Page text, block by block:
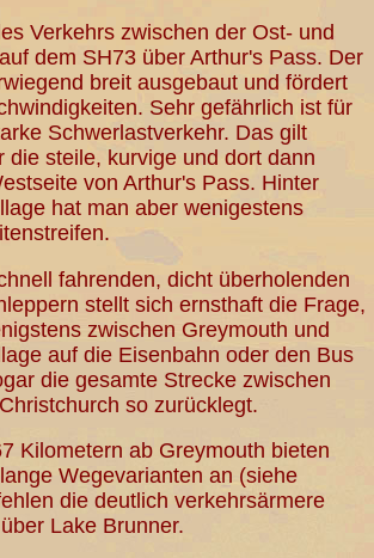
Verkehrs zwischen der Ost- und
dem SH73 über Arthur's Pass. Der
breit ausgebaut und fördert
Sehr gefährlich ist für
Schwerlastverkehr. Das gilt
die steile, kurvige und dort dann
von Arthur's Pass. Hinter
hat man aber wenigestens
fahrenden, dicht überholenden
stellt sich ernsthaft die Frage,
zwischen Greymouth und
auf die Eisenbahn oder den Bus
die gesamte Strecke zwischen
so zurücklegt.
Kilometern ab Greymouth bieten
Wegevarianten an (siehe
die deutlich verkehrsärmere
Lake Brunner.